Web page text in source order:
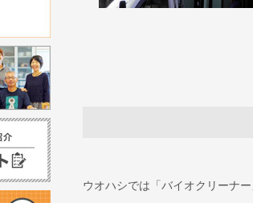
ウオハシでは「バイオクリーナ